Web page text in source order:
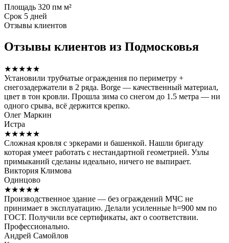
Площадь 320 пм м²
Срок 5 дней
Отзывы клиентов
Отзывы клиентов из Подмосковья
★★★★★
Установили трубчатые ограждения по периметру +
снегозадержатели в 2 ряда. Borge — качественный материал,
цвет в тон кровли. Прошла зима со снегом до 1.5 метра — ни
одного срыва, всё держится крепко.
Олег Маркин
Истра
★★★★★
Сложная кровля с эркерами и башенкой. Нашли бригаду
которая умеет работать с нестандартной геометрией. Узлы
примыканий сделаны идеально, ничего не выпирает.
Виктория Климова
Одинцово
★★★★★
Производственное здание — без ограждений МЧС не
принимает в эксплуатацию. Делали усиленные h=900 мм по
ГОСТ. Получили все сертификаты, акт о соответствии.
Профессионально.
Андрей Самойлов